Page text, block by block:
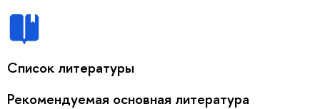
Список литературы
Рекомендуемая основная литература